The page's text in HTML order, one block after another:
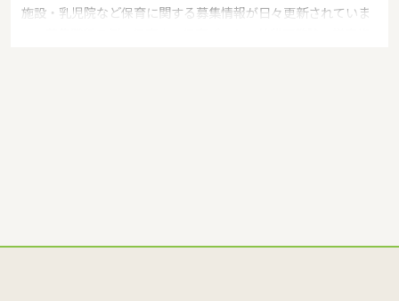
施設・乳児院など保育に関する募集情報が日々更新されていま